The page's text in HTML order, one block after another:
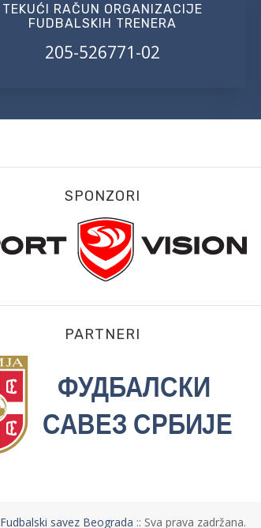
TEKUĆI RAČUN ORGANIZACIJE
FUDBALSKIH TRENERA
205-526771-02
SPONZORI
PARTNERI
Fudbalski savez Beograda :: Sva prava zadržana.